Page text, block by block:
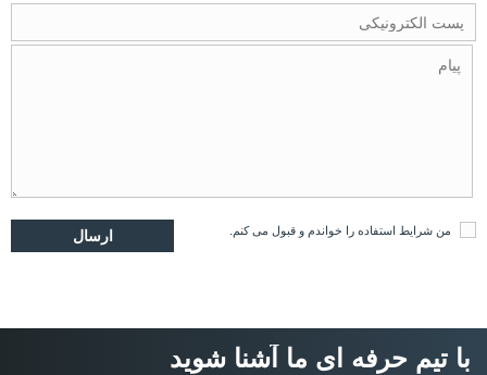
من شرایط استفاده را خواندم و قبول می کنم.
با تیم حرفه ای ما آشنا شوید